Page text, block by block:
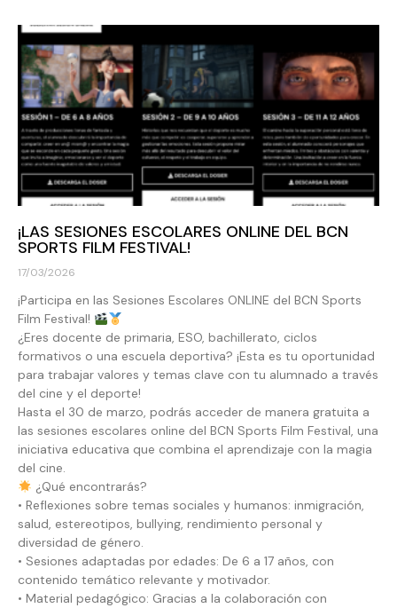
¡LAS SESIONES ESCOLARES ONLINE DEL BCN
SPORTS FILM FESTIVAL!
17/03/2026
¡Participa en las Sesiones Escolares ONLINE del BCN Sports
Film Festival!
¿Eres docente de primaria, ESO, bachillerato, ciclos
formativos o una escuela deportiva? ¡Esta es tu oportunidad
para trabajar valores y temas clave con tu alumnado a través
del cine y el deporte!
Hasta el 30 de marzo, podrás acceder de manera gratuita a
las sesiones escolares online del BCN Sports Film Festival, una
iniciativa educativa que combina el aprendizaje con la magia
del cine.
¿Qué encontrarás?
• Reflexiones sobre temas sociales y humanos: inmigración,
salud, estereotipos, bullying, rendimiento personal y
diversidad de género.
• Sesiones adaptadas por edades: De 6 a 17 años, con
contenido temático relevante y motivador.
• Material pedagógico: Gracias a la colaboración con